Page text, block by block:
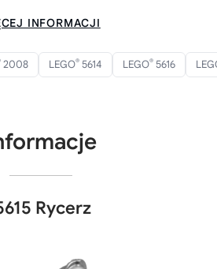
INFORMACJI
2008 LEGO® 5614 LEGO® 5616
Rycerz